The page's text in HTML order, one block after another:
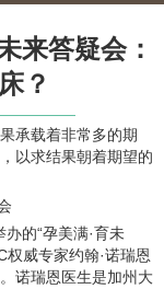
来答疑会：
？
承载着非常多的期
以求结果朝着期望的
的“孕美满·育未
威专家约翰·诺瑞恩
诺瑞恩医生是加州大